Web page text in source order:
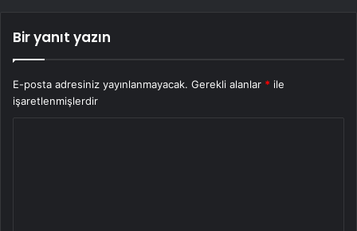
Bir yanıt yazın
E-posta adresiniz yayınlanmayacak. Gerekli alanlar * ile
işaretlenmişlerdir